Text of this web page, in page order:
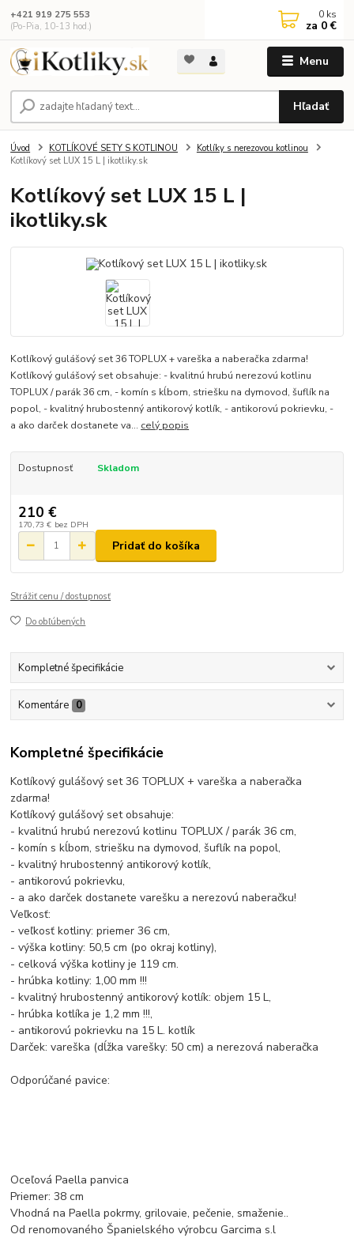
Menu
Hľadať
+421 919 275 553
(Po-Pia, 10-13 hod.)
0 ks
za 0 €
Úvod KOTLÍKOVÉ SETY S KOTLINOU
Kotlíky s nerezovou kotlinou
Kotlíkový set LUX 15 L | ikotliky.sk
Kotlíkový set LUX 15 L |
ikotliky.sk
Kotlíkový gulášový set 36 TOPLUX + vareška a naberačka zdarma!
Kotlíkový gulášový set obsahuje: - kvalitnú hrubú nerezovú kotlinu
TOPLUX / parák 36 cm, - komín s kĺbom, striešku na dymovod, šuflík na
popol, - kvalitný hrubostenný antikorový kotlík, - antikorovú pokrievku, -
a ako darček dostanete va... celý popis
Dostupnosť Skladom
210 €
170,73 € bez DPH
Pridať do košíka
Strážiť cenu / dostupnosť
Do obľúbených
Kompletné špecifikácie
Komentáre 0
Kompletné špecifikácie
Kotlíkový gulášový set 36 TOPLUX + vareška a naberačka
zdarma!
Kotlíkový gulášový set obsahuje:
- kvalitnú hrubú nerezovú kotlinu TOPLUX / parák 36 cm,
- komín s kĺbom, striešku na dymovod, šuflík na popol,
- kvalitný hrubostenný antikorový kotlík,
- antikorovú pokrievku,
- a ako darček dostanete varešku a nerezovú naberačku!
Veľkosť:
- veľkosť kotliny: priemer 36 cm,
- výška kotliny: 50,5 cm (po okraj kotliny),
- celková výška kotliny je 119 cm.
- hrúbka kotliny: 1,00 mm !!!
- kvalitný hrubostenný antikorový kotlík: objem 15 L,
- hrúbka kotlíka je 1,2 mm !!!,
- antikorovú pokrievku na 15 L. kotlík
Darček: vareška (dĺžka varešky: 50 cm) a nerezová naberačka
Odporúčané pavice:
Oceľová Paella panvica
Priemer: 38 cm
Vhodná na Paella pokrmy, grilovaie, pečenie, smaženie..
Od renomovaného Španielského výrobcu Garcima s.l